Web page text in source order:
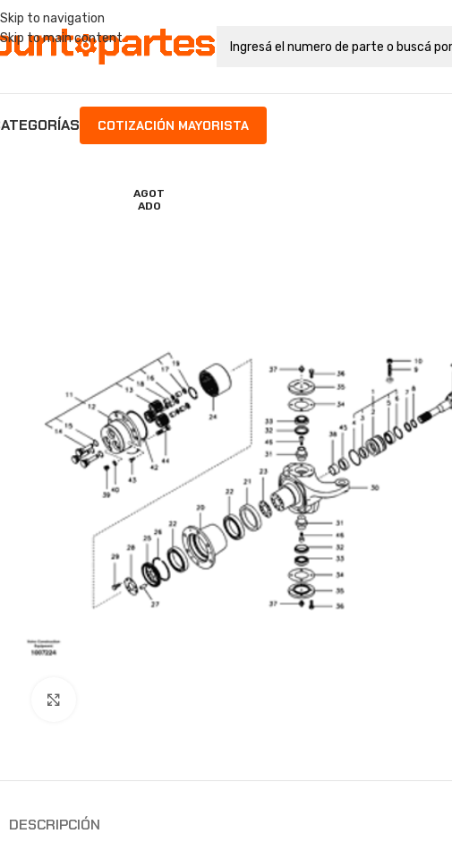
Skip to navigation
Skip to main content
COTIZACIÓN MAYORISTA
AGOT
ADO
DESCRIPCIÓN